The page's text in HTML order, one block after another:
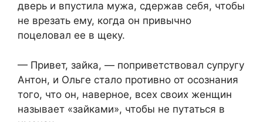
дверь и впустила мужа, сдержав себя, чтобы
не врезать ему, когда он привычно
поцеловал ее в щеку.
— Привет, зайка, — поприветствовал супругу
Антон, и Ольге стало противно от осознания
того, что он, наверное, всех своих женщин
называет «зайками», чтобы не путаться в